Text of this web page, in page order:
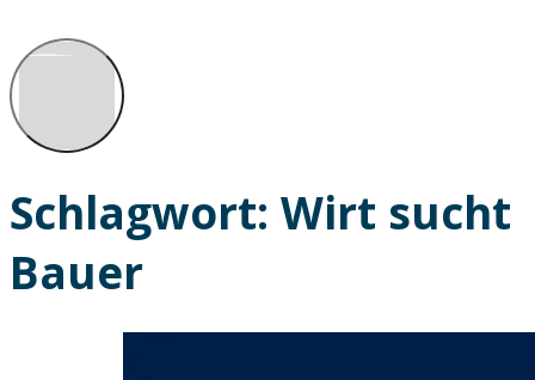
Schlagwort: Wirt sucht
Bauer